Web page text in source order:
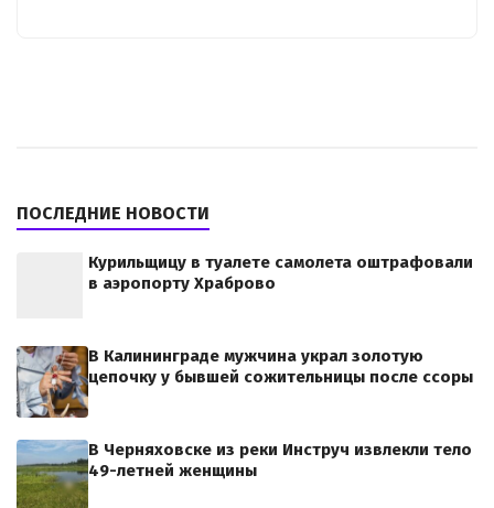
ПОСЛЕДНИЕ НОВОСТИ
Курильщицу в туалете самолета оштрафовали
в аэропорту Храброво
В Калининграде мужчина украл золотую
цепочку у бывшей сожительницы после ссоры
В Черняховске из реки Инструч извлекли тело
49-летней женщины